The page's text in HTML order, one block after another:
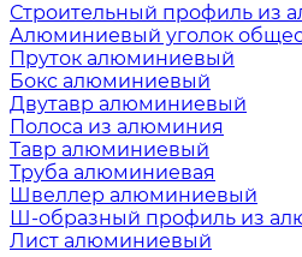
Строительный профиль из
Алюминиевый уголок
Пруток алюминиевый
Бокс алюминиевый
Двутавр алюминиевый
Полоса из алюминия
Тавр алюминиевый
Труба алюминиевая
Швеллер алюминиевый
Ш-образный профиль из
Лист алюминиевый